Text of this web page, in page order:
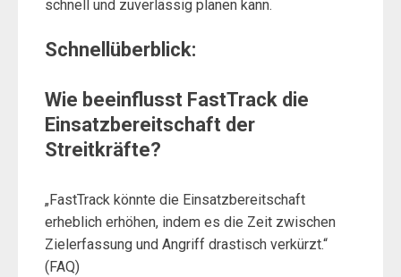
schnell und zuverlässig planen kann.
Schnellüberblick:
Wie beeinflusst FastTrack die
Einsatzbereitschaft der
Streitkräfte?
„FastTrack könnte die Einsatzbereitschaft
erheblich erhöhen, indem es die Zeit zwischen
Zielerfassung und Angriff drastisch verkürzt.“
(FAQ)